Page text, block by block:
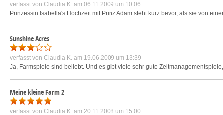
verfasst von Claudia K. am 06.11.2009 um 10:06
Prinzessin Isabella's Hochzeit mit Prinz Adam steht kurz bevor, als sie von
Sunshine Acres
verfasst von Claudia K. am 19.06.2009 um 13:39
Ja, Farmspiele sind beliebt. Und es gibt viele sehr gute
Meine kleine Farm 2
verfasst von Claudia K. am 20.11.2008 um 15:00